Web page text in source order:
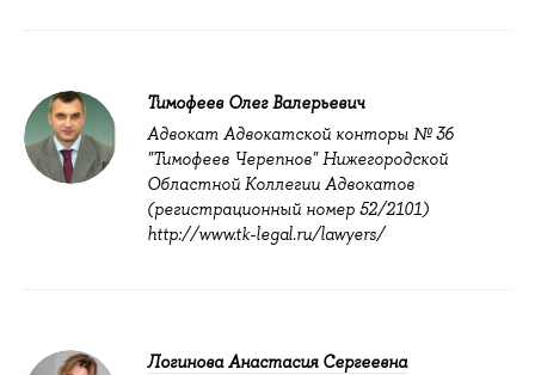
Тимофеев Олег Валерьевич
Адвокат Адвокатской конторы № 36
"Тимофеев Черепнов" Нижегородской
Областной Коллегии Адвокатов
(регистрационный номер 52/2101)
http://www.tk-legal.ru/lawyers/
Логинова Анастасия Сергеевна